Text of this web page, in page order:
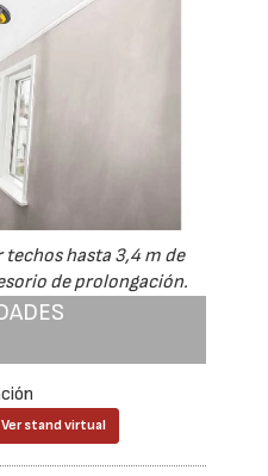
hasta 3,4 m de
de prolongación.
Ver stand virtual